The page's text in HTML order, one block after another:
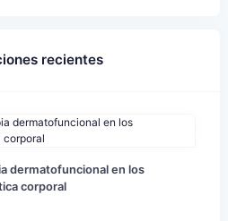
recientes
dermatofuncional en los
corporal